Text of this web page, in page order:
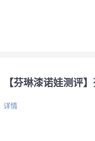
【芬琳漆诺娃测评
详情